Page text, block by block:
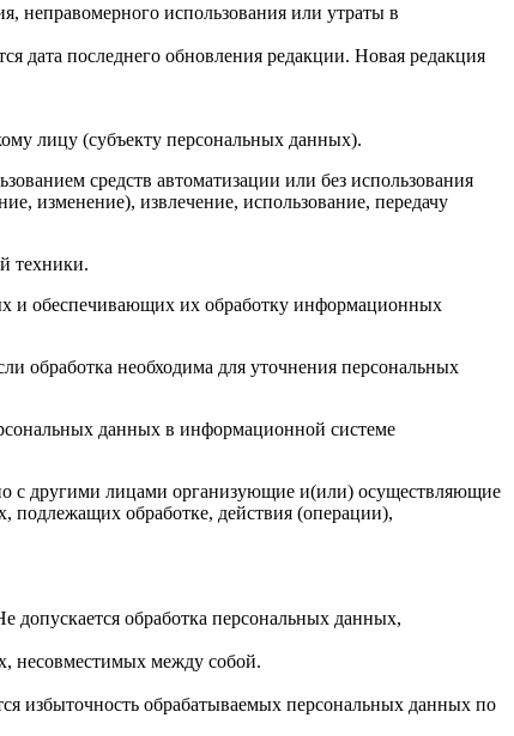
неправомерного использования или утраты в
дата последнего обновления редакции. Новая редакция
лицу (субъекту персональных данных).
средств автоматизации или без использования
изменение), извлечение, использование, передачу
техники.
и обеспечивающих их обработку информационных
обработка необходима для уточнения персональных
данных в информационной системе
с другими лицами организующие и(или) осуществляющие
подлежащих обработке, действия (операции),
допускается обработка персональных данных,
несовместимых между собой.
избыточность обрабатываемых персональных данных по